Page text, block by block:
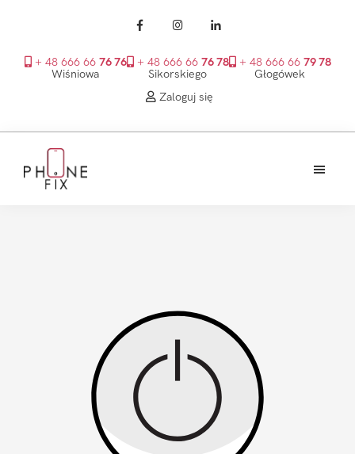
+ 48 666 66 76 76
Wiśniowa
+ 48 666 66 76 78
Sikorskiego
+ 48 666 66 79 78
Głogówek
Zaloguj się
głównego